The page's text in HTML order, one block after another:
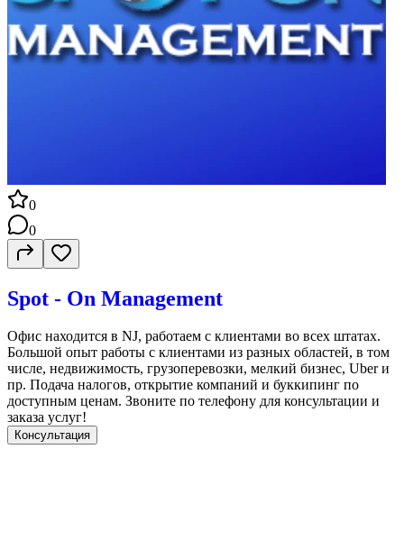
0
0
Spot - On Management
Офис находится в NJ, работаем с клиентами во всех штатах.
Большой опыт работы с клиентами из разных областей, в том
числе, недвижимость, грузоперевозки, мелкий бизнес, Uber и
пр. Подача налогов, открытие компаний и буккипинг по
доступным ценам. Звоните по телефону для консультации и
заказа услуг!
Консультация